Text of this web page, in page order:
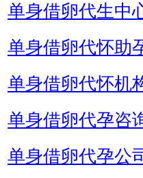
单身借卵代生中
单身借卵代怀助
单身借卵代怀机
单身借卵代孕咨
单身借卵代孕公